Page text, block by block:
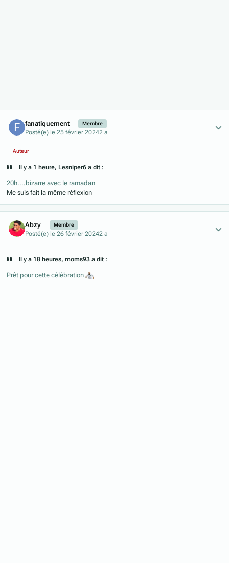
fanatiquement Membre
Posté(e) le 25 février 20242 a
Auteur
Il y a 1 heure, Lesniper6 a dit :
20h....bizarre avec le ramadan
Me suis fait la même réflexion
Abzy Membre
Posté(e) le 26 février 20242 a
Il y a 18 heures, moms93 a dit :
Prêt pour cette célébration